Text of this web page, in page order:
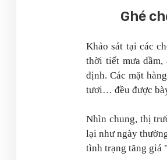
Ghé
Khảo sát tại các
thời tiết mưa dầm,
định. Các mặt
tươi… đều được
Nhìn chung, thị
lại như ngày
tình trạng tăng giá